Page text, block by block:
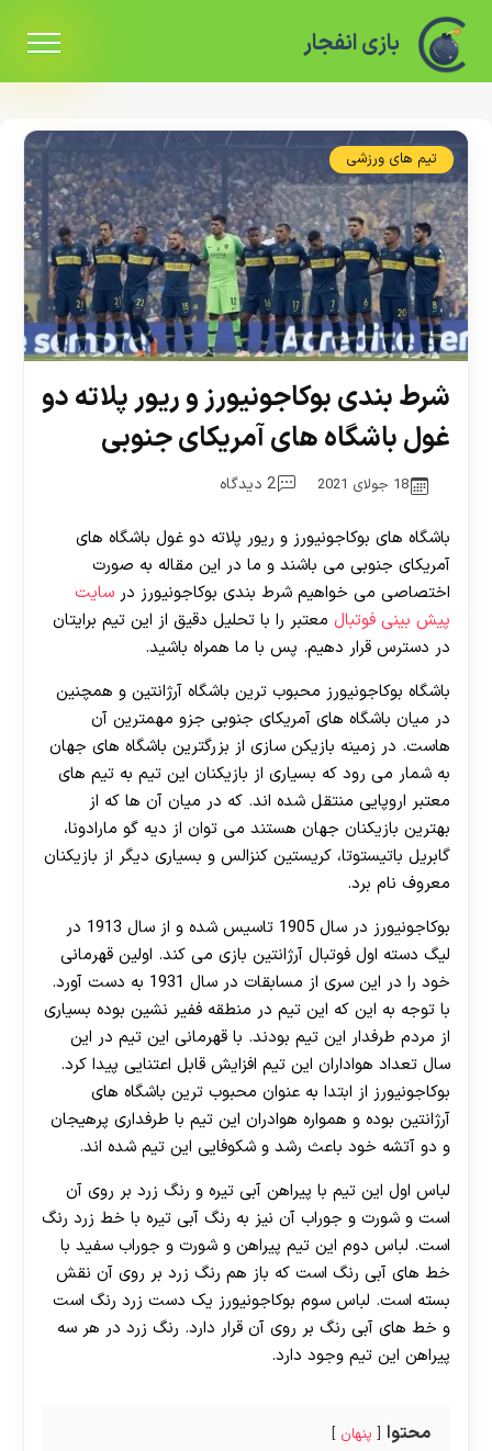
بازی انفجار
تیم های ورزشی
شرط بندی بوکاجونیورز و ریور پلاته دو
غول باشگاه های آمریکای جنوبی
18 جولای 2021 2 دیدگاه
باشگاه های بوکاجونیورز و ریور پلاته دو غول باشگاه های
آمریکای جنوبی می باشند و ما در این مقاله به صورت
اختصاصی می خواهیم شرط بندی بوکاجونیورز در سایت
پیش بینی فوتبال معتبر را با تحلیل دقیق از این تیم برایتان
در دسترس قرار دهیم. پس با ما همراه باشید.
باشگاه بوکاجونیورز محبوب ترین باشگاه آرژانتین و همچنین
در میان باشگاه های آمریکای جنوبی جزو مهمترین آن
هاست. در زمینه بازیکن سازی از بزرگترین باشگاه های جهان
به شمار می رود که بسیاری از بازیکنان این تیم به تیم های
معتبر اروپایی منتقل شده اند. که در میان آن ها که از
بهترین بازیکنان جهان هستند می توان از دیه گو مارادونا،
گابریل باتیستوتا، کریستین کنزالس و بسیاری دیگر از بازیکنان
معروف نام برد.
بوکاجونیورز در سال 1905 تاسیس شده و از سال 1913 در
لیگ دسته اول فوتبال آرژانتین بازی می کند. اولین قهرمانی
خود را در این سری از مسابقات در سال 1931 به دست آورد.
با توجه به این که این تیم در منطقه ففیر نشین بوده بسیاری
از مردم طرفدار این تیم بودند. با قهرمانی این تیم در این
سال تعداد هواداران این تیم افزایش قابل اعتنایی پیدا کرد.
بوکاجونیورز از ابتدا به عنوان محبوب ترین باشگاه های
آرژانتین بوده و همواره هوادران این تیم با طرفداری پرهیجان
و دو آتشه خود باعث رشد و شکوفایی این تیم شده اند.
لباس اول این تیم با پیراهن آبی تیره و رنگ زرد بر روی آن
است و شورت و جوراب آن نیز به رنگ آبی تیره با خط زرد رنگ
است. لباس دوم این تیم پیراهن و شورت و جوراب سفید با
خط های آبی رنگ است که باز هم رنگ زرد بر روی آن نقش
بسته است. لباس سوم بوکاجونیورز یک دست زرد رنگ است
و خط های آبی رنگ بر روی آن قرار دارد. رنگ زرد در هر سه
پیراهن این تیم وجود دارد.
محتوا پنهان